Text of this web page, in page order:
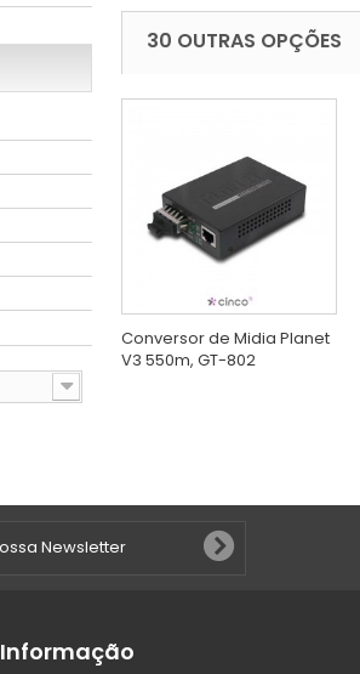
30 OUTRAS OPÇÕES
Conversor de Midia Planet
V3 550m, GT-802
Informação